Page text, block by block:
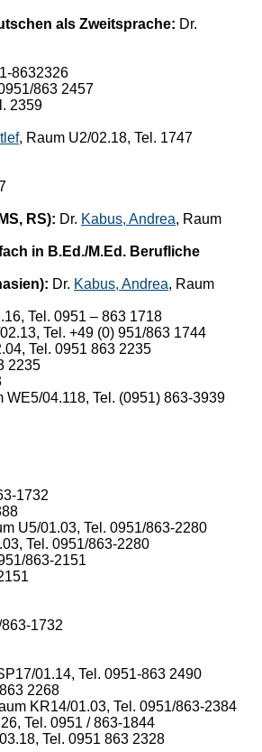
als Zweitsprache: Dr.
8632326
863 2457
2359
, Raum U2/02.18, Tel. 1747
RS): Dr. Kabus, Andrea, Raum
in B.Ed./M.Ed. Berufliche
Dr. Kabus, Andrea, Raum
Tel. 0951 – 863 1718
Tel. +49 (0) 951/863 1744
Tel. 0951 863 2235
2235
WE5/04.118, Tel. (0951) 863-3939
1732
U5/01.03, Tel. 0951/863-2280
Tel. 0951/863-2280
863-2151
1732
01.14, Tel. 0951-863 2490
2268
KR14/01.03, Tel. 0951/863-2384
Tel. 0951 / 863-1844
Tel. 0951 863 2328